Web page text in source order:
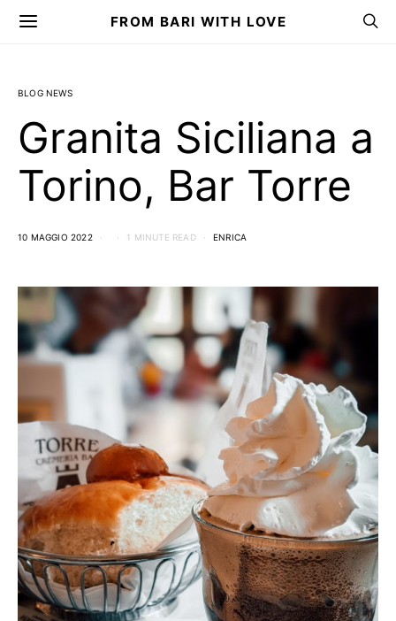
FROM BARI WITH LOVE
BLOG NEWS
Granita Siciliana a
Torino, Bar Torre
10 MAGGIO 2022 1 MINUTE READ ENRICA